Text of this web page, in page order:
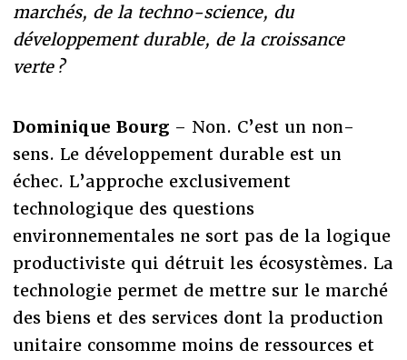
marchés, de la techno-science, du
développement durable, de la croissance
verte ?
Dominique Bourg– Non. C’est un non-
sens. Le développement durable est un
échec. L’approche exclusivement
technologique des questions
environnementales ne sort pas de la logique
productiviste qui détruit les écosystèmes. La
technologie permet de mettre sur le marché
des biens et des services dont la production
unitaire consomme moins de ressources et